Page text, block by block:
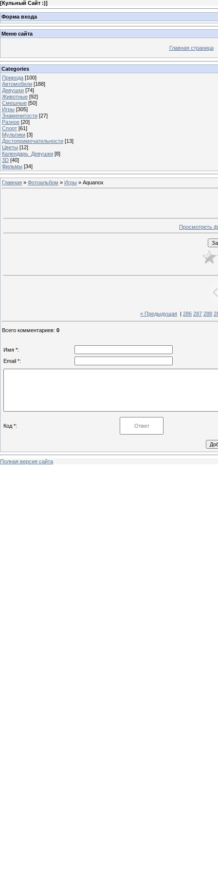
[Кульный Сайт :)]
Форма входа
Меню сайта
Главная страница
Categories
Природа [100]
Автомобили [188]
Девушки [74]
Животные [92]
Смешные [50]
Игры [305]
Знаменитости [27]
Разное [20]
Спорт [61]
Мультики [3]
Достопримечательности [13]
Цветы [12]
Календарь_Девушки [8]
3D [40]
Фильмы [34]
Главная » Фотоальбом » Игры » Aquanox
Просмотреть
« Предыдущая 286 287 288
Всего комментариев: 0
Имя *:
Email *:
Код *:
Полная версия сайта